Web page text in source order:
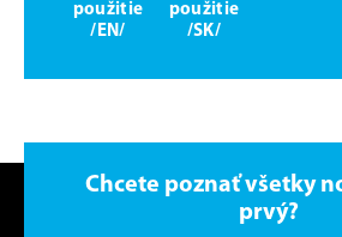
použitie
/EN/
použitie
/SK/
Chcete poznať všetky
prvý?